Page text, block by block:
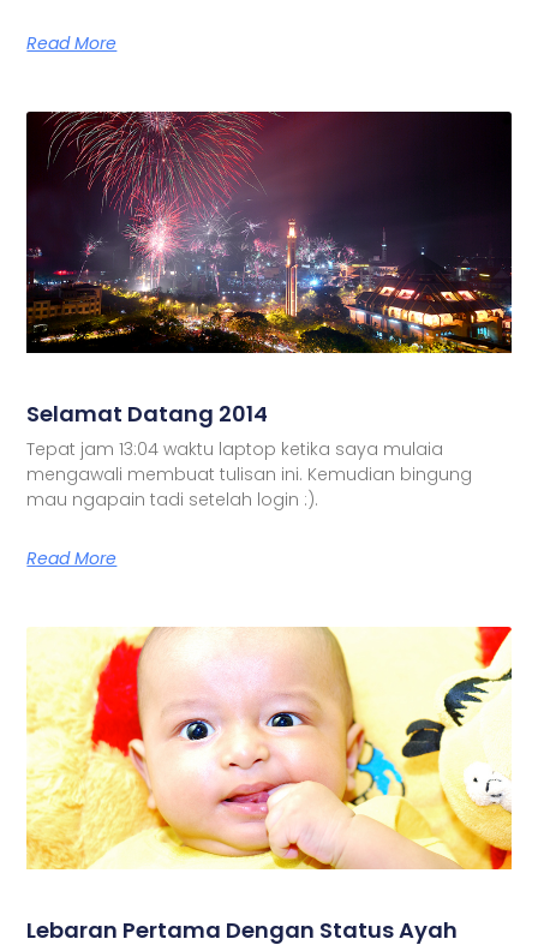
Read More
Selamat Datang 2014
Tepat jam 13:04 waktu laptop ketika saya mulaia
mengawali membuat tulisan ini. Kemudian bingung
mau ngapain tadi setelah login :).
Read More
Lebaran Pertama Dengan Status Ayah